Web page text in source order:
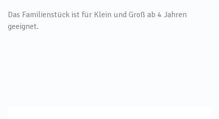
Das Familienstück ist für Klein und Groß ab 4 Jahren
geeignet.